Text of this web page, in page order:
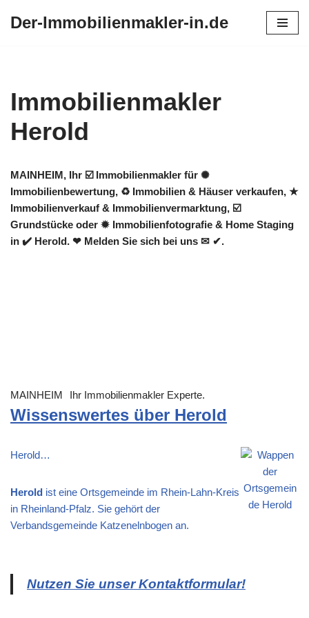
Der-Immobilienmakler-in.de
Immobilienmakler
Herold
MAINHEIM, Ihr ☑️ Immobilienmakler für ✺
Immobilienbewertung, ♻ Immobilien & Häuser verkaufen, ★
Immobilienverkauf & Immobilienvermarktung, ☑️
Grundstücke oder ✹ Immobilienfotografie & Home Staging
in ✔️ Herold. ❤ Melden Sie sich bei uns ✉ ✔.
MAINHEIM Ihr Immobilienmakler Experte.
Wissenswertes über Herold
Herold…
Herold ist eine Ortsgemeinde im Rhein-Lahn-Kreis
in Rheinland-Pfalz. Sie gehört der
Verbandsgemeinde Katzenelnbogen an.
Nutzen Sie unser Kontaktformular!